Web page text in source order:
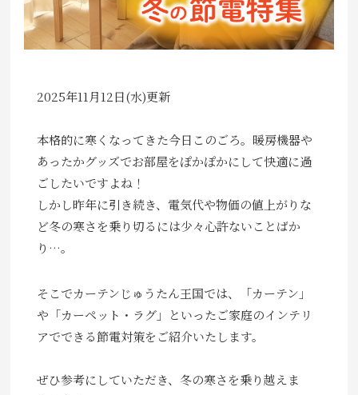
お見積り来店予約はこちら
2025年11月12日(水)更新
本格的に寒くなってきた今日このごろ。暖房機器や
あったかグッズでお部屋をぽかぽかにして快適に過
ごしたいですよね！
しかし昨年に引き続き、電気代や物価の値上がりな
ど冬の寒さを乗り切るには少々心許ないことばか
り…。
そこでカーテンじゅうたん王国では、「カーテン」
や「カーペット・ラグ」といったご家庭のインテリ
アでできる節電対策をご紹介いたします。
ぜひ参考にしていただき、冬の寒さを乗り越えま